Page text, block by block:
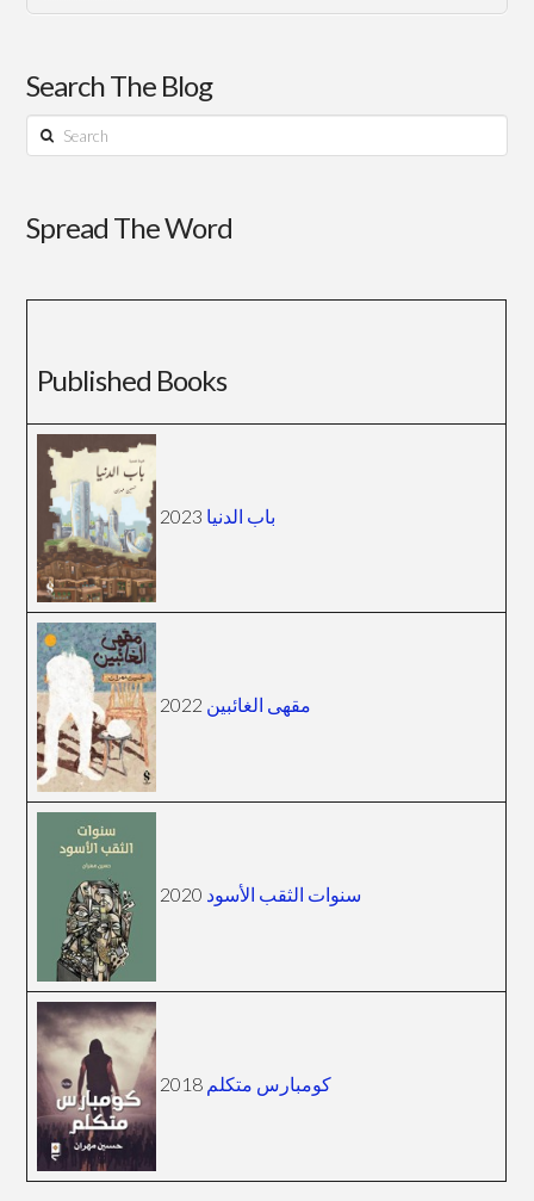
Search The Blog
Search
Spread The Word
Published Books
باب الدنيا
مقهى الغائبين
سنوات الثقب الأسود
كومبارس متكلم